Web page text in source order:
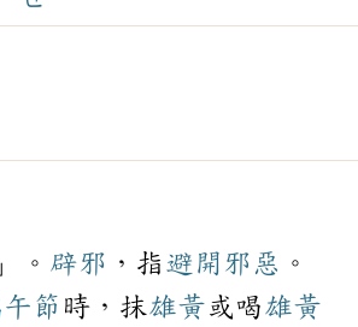
。 辟邪 ，指 避開 邪惡 。
節 時，抹雄黃或喝雄黃